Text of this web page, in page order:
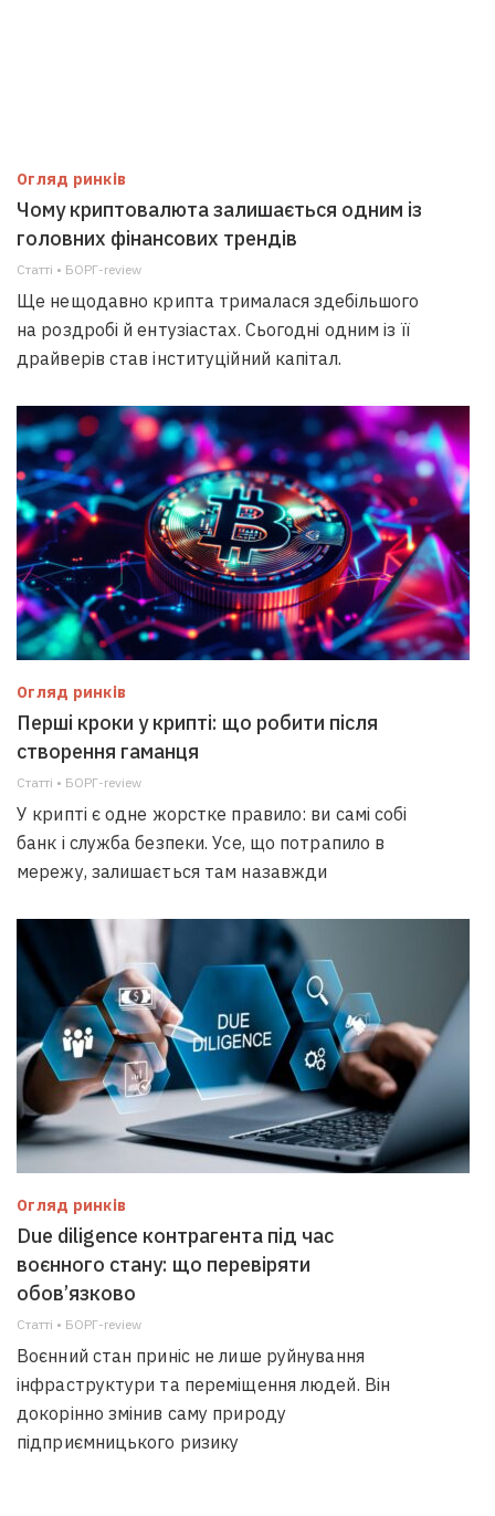
Огляд ринків
Чому криптовалюта залишається одним із
головних фінансових трендів
Статті • БОРГ-review
Ще нещодавно крипта трималася здебільшого
на роздробі й ентузіастах. Сьогодні одним із її
драйверів став інституційний капітал.
Огляд ринків
Перші кроки у крипті: що робити після
створення гаманця
Статті • БОРГ-review
У крипті є одне жорстке правило: ви самі собі
банк і служба безпеки. Усе, що потрапило в
мережу, залишається там назавжди
Огляд ринків
Due diligence контрагента під час
воєнного стану: що перевіряти
обов’язково
Статті • БОРГ-review
Воєнний стан приніс не лише руйнування
інфраструктури та переміщення людей. Він
докорінно змінив саму природу
підприємницького ризику